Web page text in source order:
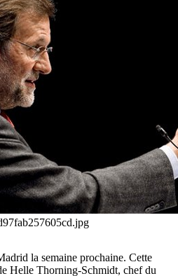
la semaine prochaine. Cette
Helle Thorning-Schmidt, chef du